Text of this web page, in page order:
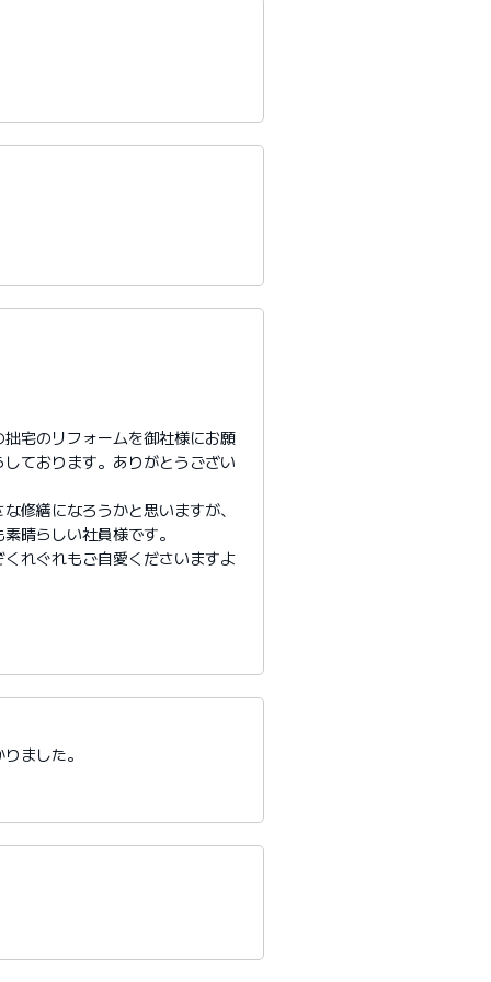
宅のリフォームを御社様にお願
ております。ありがとうござい
修繕になろうかと思いますが、
晴らしい社員様です。
れぐれもご自愛くださいますよ
ました。